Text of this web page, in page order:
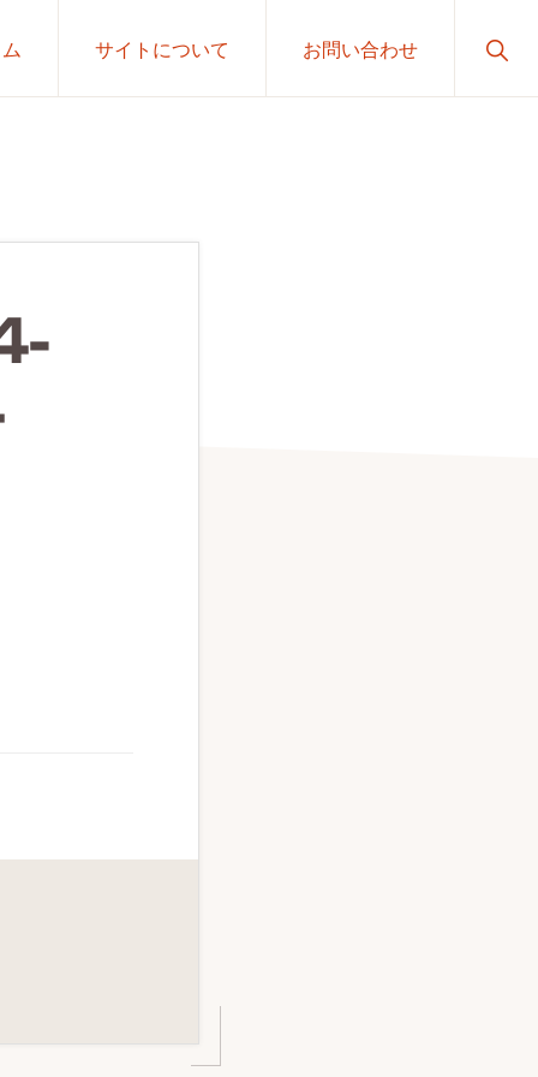
サイトについて お問い合わせ